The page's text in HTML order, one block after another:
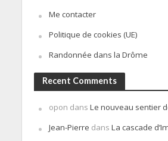
Me contacter
Politique de cookies (UE)
Randonnée dans la Drôme
Recent Comments
opon dans Le nouveau sentier
Jean-Pierre dans La cascade